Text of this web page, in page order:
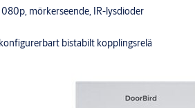
mörkerseende, IR-lysdioder
bistabilt kopplingsrelä